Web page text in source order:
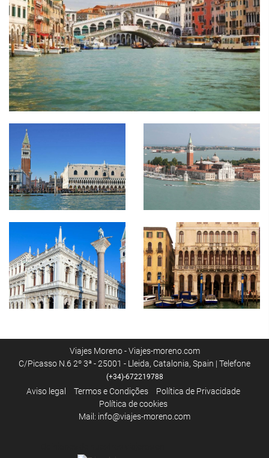
Viajes Moreno - Viajes-moreno.com
C/Picasso N.6 2º 3ª - 25001 - Lleida, Catalonia, Spain | Telefone
(+34)-672219788
Aviso legal Termos e Condições
Política de Privacidade
Política de cookies
Mail: info@viajes-moreno.com